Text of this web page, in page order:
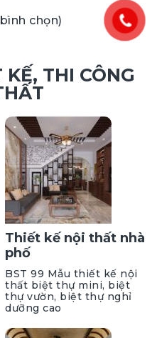
chọn)
THI CÔNG
Thiết kế nội thất nhà
phố
BST 99 Mẫu thiết kế nội
thất biệt thự mini, biệt
thự vườn, biệt thự nghỉ
dưỡng cao